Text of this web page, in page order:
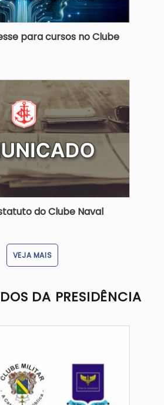
para cursos no Clube
do Clube Naval
VEJA MAIS
DA PRESIDÊNCIA